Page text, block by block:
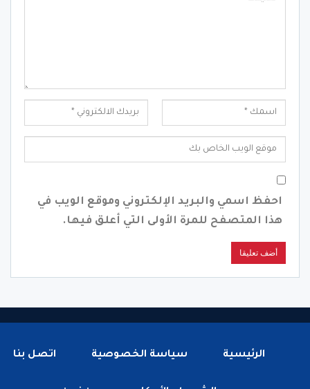
احفظ اسمي والبريد الإلكتروني وموقع الويب في
هذا المتصفح للمرة الأولى التي أعلق فيها.
الرئيسية سياسة الخصوصية اتصل بنا